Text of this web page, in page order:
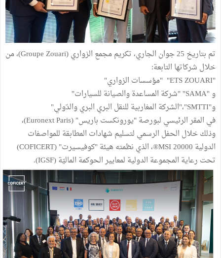
تم بتاريخ 25 جوان الجاري، تكريم مجمع الزواري (Groupe Zouari)، من
خلال شركاتها التابعة:
"ETS ZOUARI" "مؤسسات الزواري"
و "SAMA" "شركة المساعدة والصيانة للسيارات"
و"SMTTI"،"الشركة المغاربية للنقل البري البري والدّولي"
في المقر الرئيسي لبورصة "يورونكست باريس" (Euronext Paris)،
وذلك خلال الحفل الرسمي لتسليم شهادات المطابقة للمواصفات
الدولية MSI 20000®، الذي نظمته هيئة "كوفيسيرت" (COFICERT)
تحت رعاية المجموعة الدولية لمعايير الحوكمة الماليّة (IGSF).